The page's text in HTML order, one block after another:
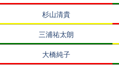
杉山清貴
三浦祐太朗
大橋純子